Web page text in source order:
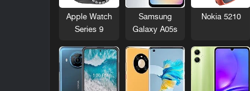
Nokia 5210
Samsung
Galaxy A05s
Apple Watch
Series 9